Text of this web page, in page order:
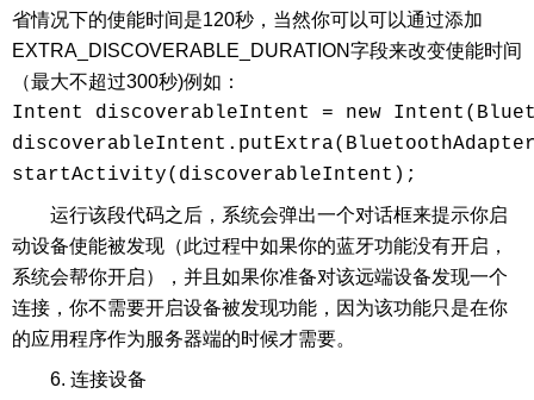
省情况下的使能时间是120秒，当然你可以可以通过添加
EXTRA_DISCOVERABLE_DURATION字段来改变使能时间
（最大不超过300秒)例如：
Intent discoverableIntent = new
startActivity(discoverableIntent);
运行该段代码之后，系统会弹出一个对话框来提示你启
动设备使能被发现（此过程中如果你的蓝牙功能没有开启，
系统会帮你开启），并且如果你准备对该远端设备发现一个
连接，你不需要开启设备被发现功能，因为该功能只是在你
的应用程序作为服务器端的时候才需要。
6. 连接设备